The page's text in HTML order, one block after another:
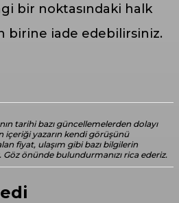
bir noktasındaki halk
birine iade edebilirsiniz.
tarihi bazı güncellemelerden dolayı
içeriği yazarın kendi görüşünü
fiyat, ulaşım gibi bazı bilgilerin
önünde bulundurmanızı rica ederiz.